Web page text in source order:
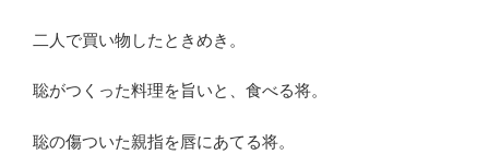
二人で買い物したときめき。
聡がつくった料理を旨いと、食べる将。
聡の傷ついた親指を唇にあてる将。